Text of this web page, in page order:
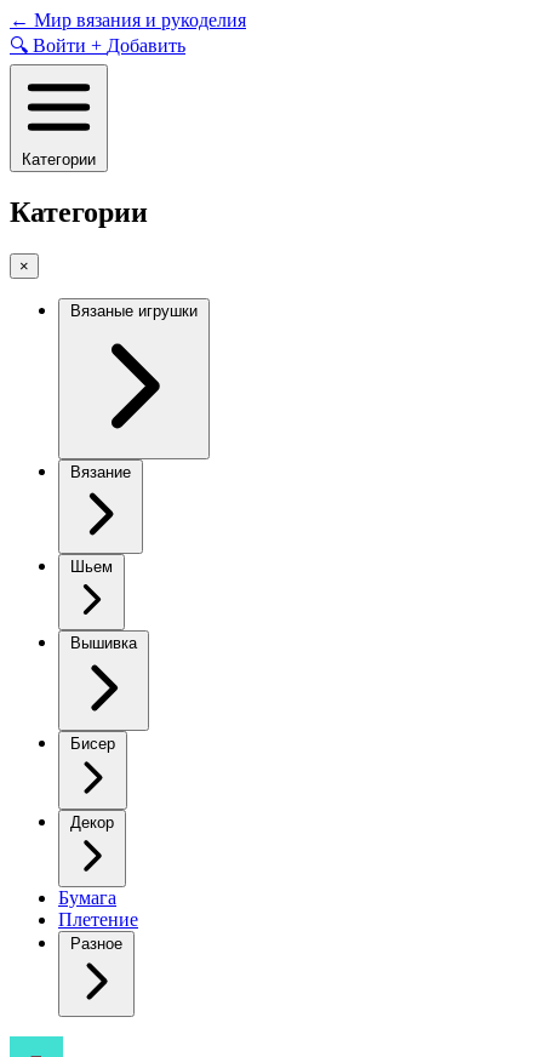
Skip
to
content
← Мир вязания и рукоделия
🔍 Войти + Добавить
Категории
Категории
×
Вязаные игрушки
Вязание
Шьем
Вышивка
Бисер
Декор
Бумага
Плетение
Разное